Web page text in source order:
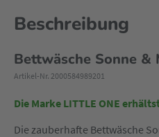
Beschreibung
Bettwäsche Sonne &
Artikel-Nr. 2000584989201
Die Marke LITTLE ONE
Die zauberhafte Bettwäsche